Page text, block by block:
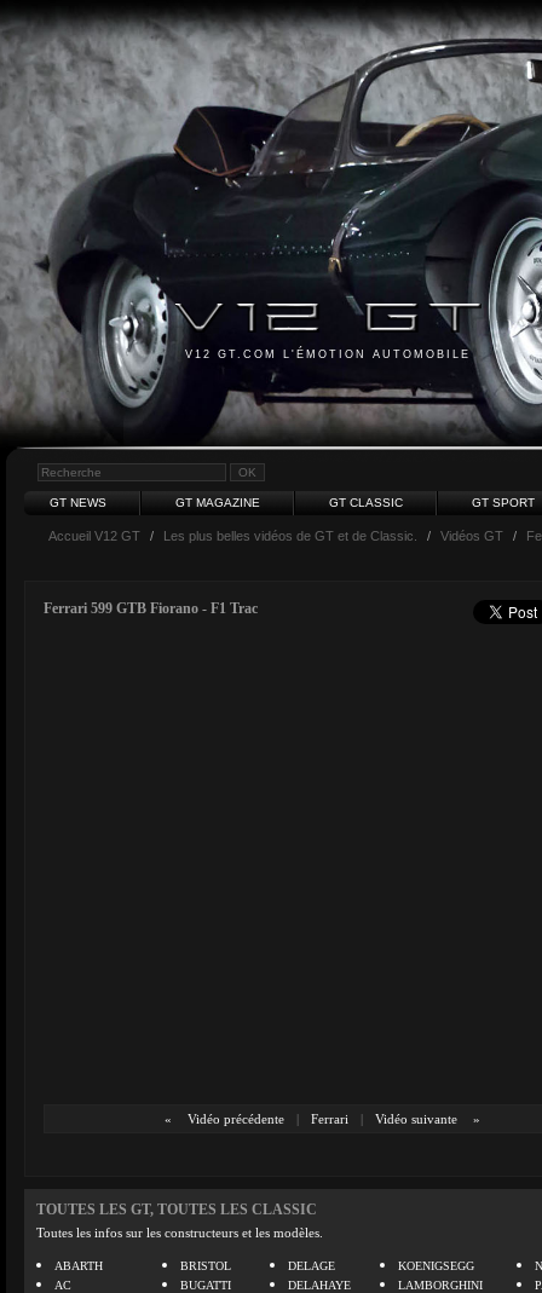
V12 GT.COM L'ÉMOTION AUTOMOBILE
GT NEWS GT MAGAZINE GT CLASSIC GT SPORT
Accueil V12 GT / Les plus belles vidéos de GT et de Classic. / Vidéos GT /
Ferrari 599 GTB Fiorano - F1 Trac
« Vidéo précédente | Ferrari | Vidéo suivante »
TOUTES LES GT, TOUTES LES CLASSIC
Toutes les infos sur les constructeurs et les modèles.
ABARTH
AC
BRISTOL
BUGATTI
DELAGE
DELAHAYE
KOENIGSEGG
LAMBORGHINI